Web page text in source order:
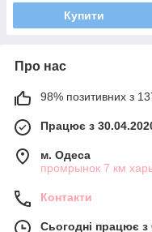
Купити
Про нас
98% позитивних з 137
Працює з
м. Одеса
промрынок 7 км
Контакти
Сьогодні працює з